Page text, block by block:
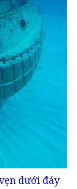
dưới đáy